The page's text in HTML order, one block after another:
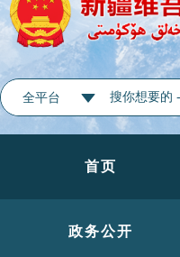
全平台
首页
政务公开